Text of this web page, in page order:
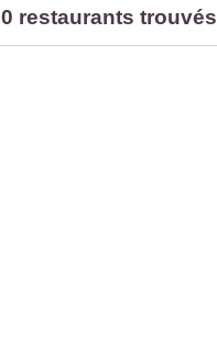
0 restaurants trouvés